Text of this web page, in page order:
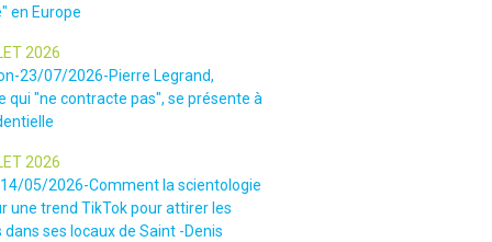
en Europe
2026
23/07/2026-Pierre Legrand,
qui "ne contracte pas", se présente à
2026
05/2026-Comment la scientologie
une trend TikTok pour attirer les
ses locaux de Saint -Denis